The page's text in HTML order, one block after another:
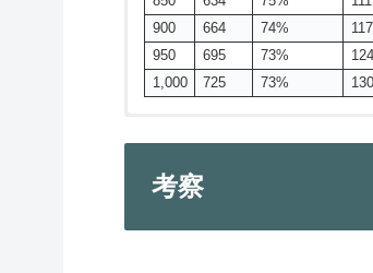
900
664 74% 117
950
695 73% 124
1,000
725 73% 130
1,100
785
考察